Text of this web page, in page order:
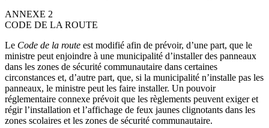
ANNEXE 2
CODE DE LA ROUTE
Le Code de la route est modifié afin de prévoir, d’une part, que le
ministre peut enjoindre à une municipalité d’installer des panneaux
dans les zones de sécurité communautaire dans certaines
circonstances et, d’autre part, que, si la municipalité n’installe pas les
panneaux, le ministre peut les faire installer. Un pouvoir
réglementaire connexe prévoit que les règlements peuvent exiger et
régir l’installation et l’affichage de feux jaunes clignotants dans les
zones scolaires et les zones de sécurité communautaire.